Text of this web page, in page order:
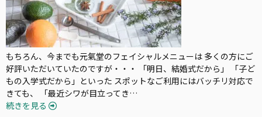
もちろん、今までも元氣堂のフェイシャルメニューは 多くの方にご
好評いただいていたのですが・・・ 「明日、結婚式だから」 「子ど
もの入学式だから」といった スポットなご利用にはバッチリ対応で
きても、 「最近シワが目立ってき…
続きを見る